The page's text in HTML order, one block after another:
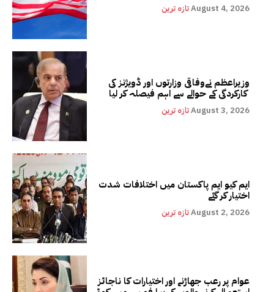
تازہ ترینAugust 4, 2026
وزیراعظم نےوفاقی وزارتوں اور ڈویژنز کی
کارکردگی کے حوالے سے اہم فیصلہ کر لیا
تازہ ترینAugust 3, 2026
ایم کیو ایم پاکستان میں اختلافات شدت
اختیار کر گئے
تازہ ترینAugust 2, 2026
عوام پر رعب جھاڑنے اور اختیارات کا ناجائز